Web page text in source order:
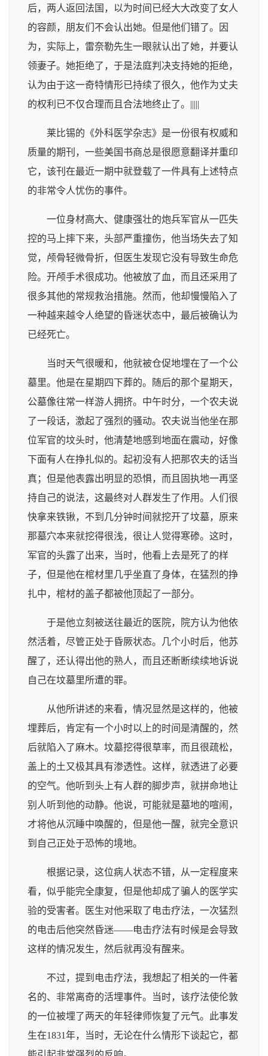
后，两人返回法国，以为时间已经大大改变了女人
的容颜，朋友们不会认出她。但是他们错了。因
为，实际上，雷奈勒先生一眼就认出了她，并要认
领妻子。她拒绝了，于是法庭判决支持她的拒绝，
认为由于这一奇特情形已持续了很久，他作为丈夫
的权利已不仅合理而且合法地终止了。|||||
莱比锡的《外科医学杂志》是一份很有权威和
质量的期刊，一些美国书商总是很愿意翻译并重印
它，该刊在最近一期中就登载了一件具有上述特点
的非常令人忧伤的事件。
一位身材高大、健康强壮的炮兵军官从一匹失
控的马上摔下来，头部严重撞伤，他当场失去了知
觉，颅骨轻微骨折，但医生发现它没有导致生命危
险。开颅手术很成功。他被放了血，而且还采用了
很多其他的常规救治措施。然而，他却慢慢陷入了
一种越来越令人绝望的昏迷状态中，最后被确认为
已经死亡。
当时天气很暖和，他就被仓促地埋在了一个公
墓里。他是在星期四下葬的。随后的那个星期天，
公墓像往常一样游人拥挤。中午时分，一个农夫说
了一段话，激起了强烈的骚动。农夫说当他坐在那
位军官的坟头时，他清楚地感到地面在震动，好像
下面有人在挣扎似的。起初没有人把那农夫的话当
真；但是他表露出明显的恐惧，而且固执地一再坚
持自己的说法，这最终对人群发生了作用。人们很
快拿来铁锹，不到几分钟时间就挖开了坟墓，原来
那墓穴本来就挖得很浅，很让人觉得寒碜。这时，
军官的头露了出来，当时，他看上去是死了的样
子，但是他在棺材里几乎坐直了身体，在猛烈的挣
扎中，棺材的盖子都被他顶起了一部分。
于是他立刻被送往最近的医院，院方认为他依
然活着，尽管正处于昏厥状态。几个小时后，他苏
醒了，还认得出他的熟人，而且还断断续续地诉说
自己在坟墓里所遭的罪。
从他所讲述的来看，情况显然是这样的，他被
埋葬后，肯定有一个小时以上的时间是清醒的，然
后就陷入了麻木。坟墓挖得很草率，而且很疏松，
盖上的土又极其具有渗透性。这样，就透进了必要
的空气。他听到头上有人群的脚步声，就拼命地让
别人听到他的动静。他说，可能就是墓地的喧闹，
才将他从沉睡中唤醒的，但是他一醒，就完全意识
到自己正处于恐怖的境地。
根据记录，这位病人状态不错，从一定程度来
看，似乎能完全康复，但是他却成了骗人的医学实
验的受害者。医生对他采取了电击疗法，一次猛烈
的电击后他突然昏迷——电击疗法有时候是会导致
这样的情况发生，然后就再没有醒来。
不过，提到电击疗法，我想起了相关的一件著
名的、非常离奇的活埋事件。当时，该疗法使伦敦
的一位被埋了两天的年轻律师恢复了元气。此事发
生在1831年，当时，无论在什么情形下谈起它，都